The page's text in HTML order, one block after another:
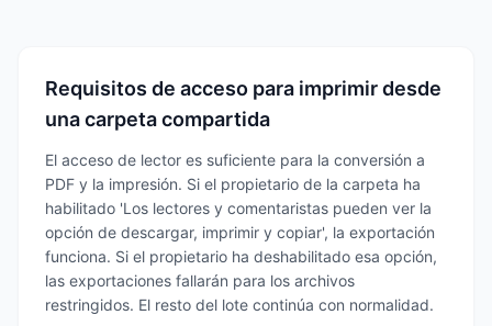
Requisitos de acceso para imprimir desde
una carpeta compartida
El acceso de lector es suficiente para la conversión a
PDF y la impresión. Si el propietario de la carpeta ha
habilitado 'Los lectores y comentaristas pueden ver la
opción de descargar, imprimir y copiar', la exportación
funciona. Si el propietario ha deshabilitado esa opción,
las exportaciones fallarán para los archivos
restringidos. El resto del lote continúa con normalidad.